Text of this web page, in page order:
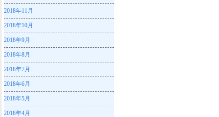
2018年11月
2018年10月
2018年9月
2018年8月
2018年7月
2018年6月
2018年5月
2018年4月